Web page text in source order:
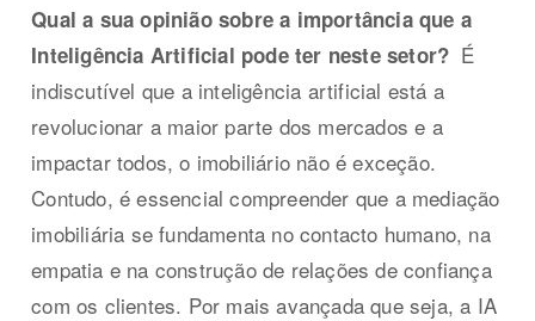
Qual a sua opinião sobre a importância que a
Inteligência Artificial pode ter neste setor? É
indiscutível que a inteligência artificial está a
revolucionar a maior parte dos mercados e a
impactar todos, o imobiliário não é exceção.
Contudo, é essencial compreender que a mediação
imobiliária se fundamenta no contacto humano, na
empatia e na construção de relações de confiança
com os clientes. Por mais avançada que seja, a IA